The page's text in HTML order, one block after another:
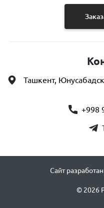
Ташкент,
+998
Сайт
© 2026